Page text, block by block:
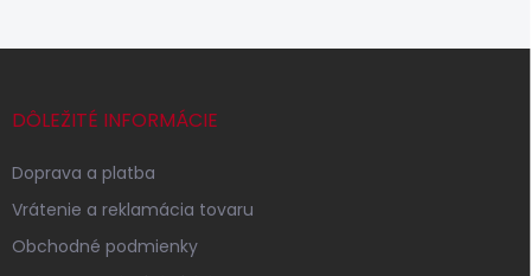
Z
p
ä
e
DÔLEŽITÉ INFORMÁCIE
Doprava a platba
Vrátenie a reklamácia tovaru
Obchodné podmienky